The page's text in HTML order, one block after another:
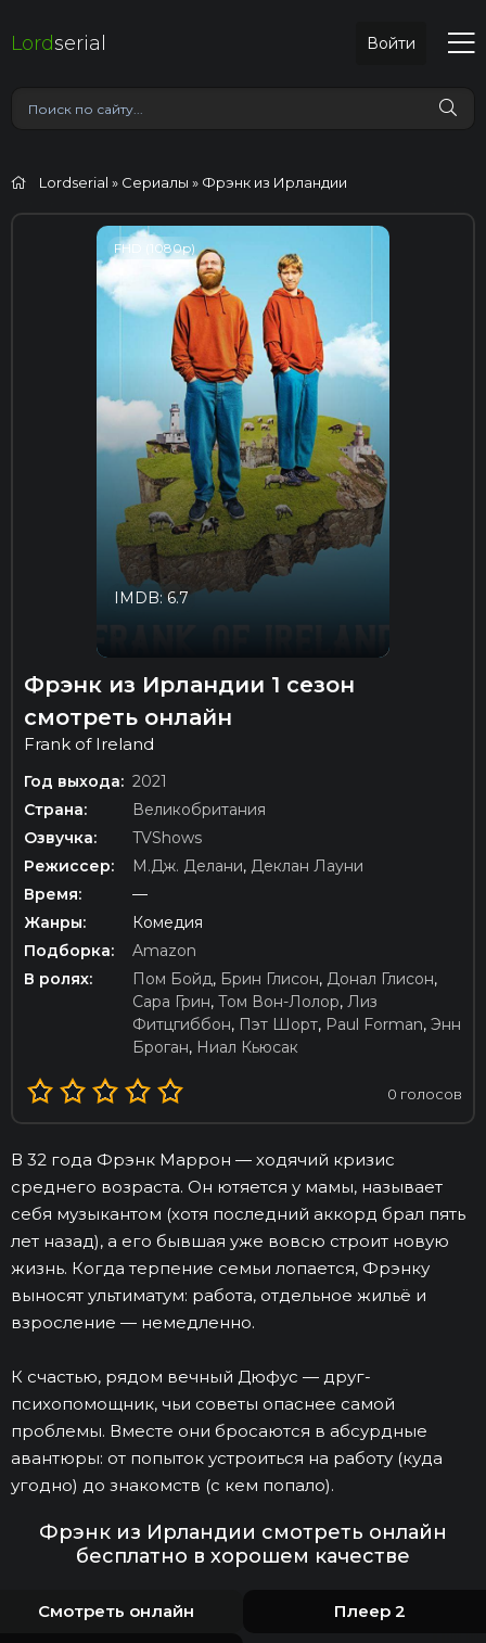
Lordserial Войти
Lordserial » Сериалы » Фрэнк из Ирландии
FHD (1080p)
IMDB: 6.7
Фрэнк из Ирландии 1 сезон
смотреть онлайн
Frank of Ireland
Год выхода: 2021
Страна:
Великобритания
Озвучка:
TVShows
Режиссер:
М.Дж. Делани, Деклан Лауни
Время:
—
Жанры:
Комедия
Подборка:
Amazon
В ролях:
Пом Бойд, Брин Глисон, Донал Глисон,
Сара Грин, Том Вон-Лолор, Лиз
Фитцгиббон, Пэт Шорт, Paul Forman, Энн
Броган, Ниал Кьюсак
0 голосов
В 32 года Фрэнк Маррон — ходячий кризис
среднего возраста. Он ютяется у мамы, называет
себя музыкантом (хотя последний аккорд брал пять
лет назад), а его бывшая уже вовсю строит новую
жизнь. Когда терпение семьи лопается, Фрэнку
выносят ультиматум: работа, отдельное жильё и
взросление — немедленно.
К счастью, рядом вечный Дюфус — друг-
психопомощник, чьи советы опаснее самой
проблемы. Вместе они бросаются в абсурдные
авантюры: от попыток устроиться на работу (куда
угодно) до знакомств (с кем попало).
Фрэнк из Ирландии смотреть онлайн
бесплатно в хорошем качестве
Смотреть онлайн Плеер 2